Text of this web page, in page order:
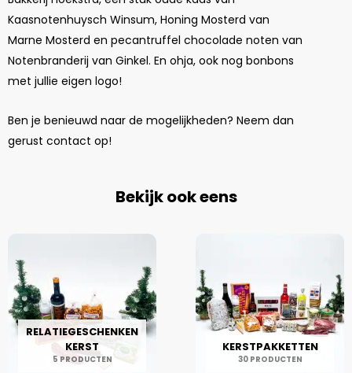
Kaasnotenhuysch Winsum, Honing Mosterd van
Marne Mosterd en pecantruffel chocolade noten van
Notenbranderij van Ginkel. En ohja, ook nog bonbons
met jullie eigen logo!
Ben je benieuwd naar de mogelijkheden? Neem dan
gerust contact op!
Bekijk ook eens
RELATIEGESCHENKEN
KERST
5 PRODUCTEN
KERSTPAKKETTEN
30 PRODUCTEN